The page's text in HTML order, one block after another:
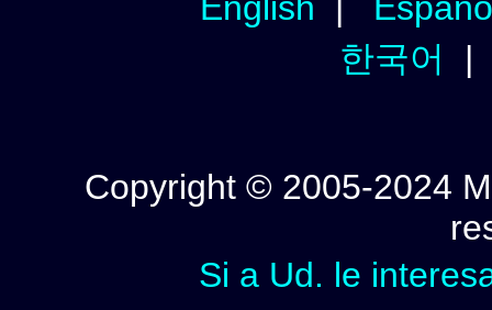
한국어
Copyright © 2005-2024
Si a Ud. le